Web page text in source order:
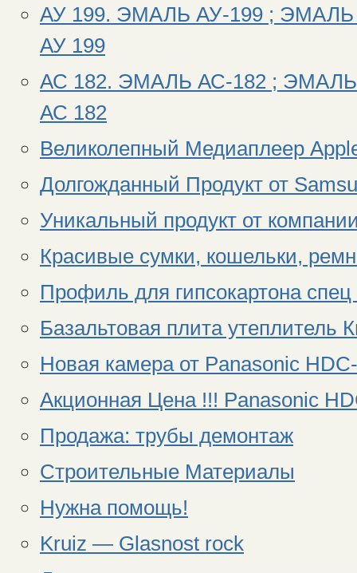
АУ 199. ЭМАЛЬ АУ-199 ;
АУ 199
АС 182. ЭМАЛЬ АС-182 ;
АС 182
Великолепный Медиаплеер
Долгожданный Продукт от
Уникальный продукт от
Красивые сумки, кошельки,
Профиль для гипсокартона
Базальтовая плита утеплитель
Новая камера от Panasonic
Акционная Цена !!! Panasonic
Продажа: трубы демонтаж
Строительные Материалы
Нужна помощь!
Kruiz — Glasnost rock